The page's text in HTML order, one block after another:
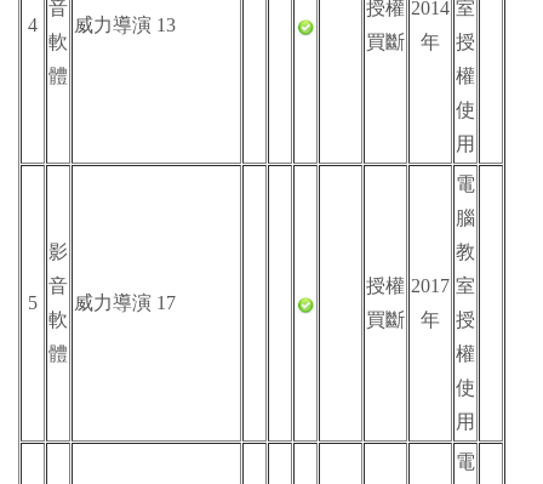
4
音
軟
體
威力導演 13
授權
買斷
2014
年
室
授
權
使
用
5
影
音
軟
體
威力導演 17
授權
買斷
2017
年
電
腦
教
室
授
權
使
用
電